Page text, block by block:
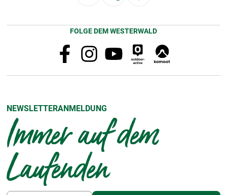
FOLGE DEM WESTERWALD
NEWSLETTERANMELDUNG
Immer auf dem
Laufenden